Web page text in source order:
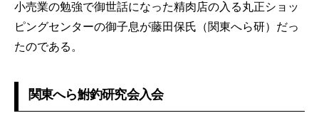
小売業の勉強で御世話になった精肉店の入る丸正ショッ
ピングセンターの御子息が藤田保氏（関東へら研）だっ
たのである。
関東へら鮒釣研究会入会